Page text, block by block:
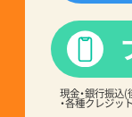
現金・銀行振込(
・各種クレジッ